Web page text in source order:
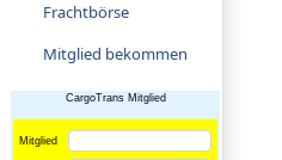
Frachtbörse
Mitglied bekommen
CargoTrans Mitglied
Mitglied